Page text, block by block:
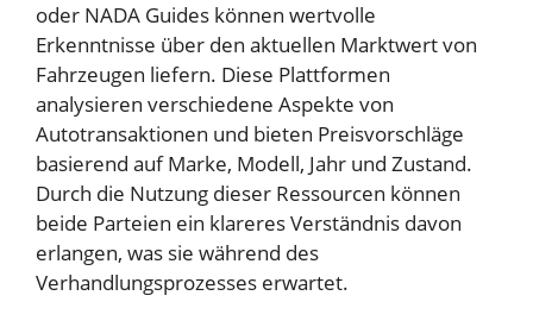
oder NADA Guides können wertvolle
Erkenntnisse über den aktuellen Marktwert von
Fahrzeugen liefern. Diese Plattformen
analysieren verschiedene Aspekte von
Autotransaktionen und bieten Preisvorschläge
basierend auf Marke, Modell, Jahr und Zustand.
Durch die Nutzung dieser Ressourcen können
beide Parteien ein klareres Verständnis davon
erlangen, was sie während des
Verhandlungsprozesses erwartet.